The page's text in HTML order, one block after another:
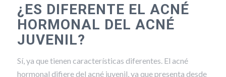
¿ES DIFERENTE EL ACNÉ
HORMONAL DEL ACNÉ
JUVENIL?
Sí, ya que tienen características diferentes. El acné
hormonal difiere del acné juvenil, ya que presenta desde